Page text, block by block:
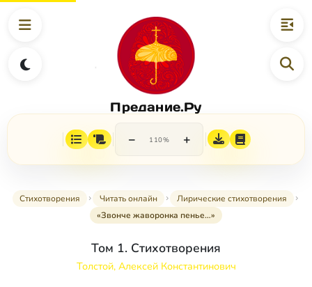
Предание.Ру
− 110% +
Стихотворения Читать онлайн
Лирические стихотворения
«Звонче жаворонка пенье…»
Том 1. Стихотворения
Толстой, Алексей Константинович